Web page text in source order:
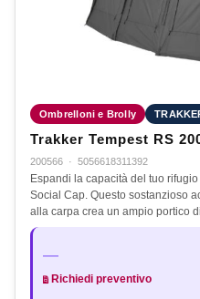
Ombrelloni e Brolly
Trakker Tempest RS
200566 · 5056618311392
Espandi la capacità del tuo
Social Cap. Questo sostanzioso
alla carpa crea un ampio portico
—
Richiedi preventivo